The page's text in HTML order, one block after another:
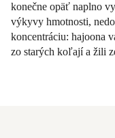
konečne opäť naplno
výkyvy hmotnosti,
koncentráciu: hajoona
zo starých koľají a žili